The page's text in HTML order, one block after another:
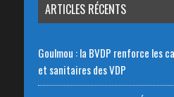
ARTICLES RÉCENTS
Goulmou : la BVDP renforce les
et sanitaires des VDP